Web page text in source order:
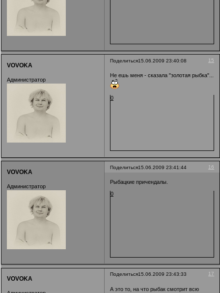
Поделиться 15
15.06.2009 23:40:08
VOVOKA
Администратор
Не ешь меня - сказала "золотая рыбка"...
0
Поделиться 16
15.06.2009 23:41:44
VOVOKA
Администратор
Рыбацкие причендалы.
0
Поделиться 17
15.06.2009 23:43:33
VOVOKA
А это то, на что рыбак смотрит всю